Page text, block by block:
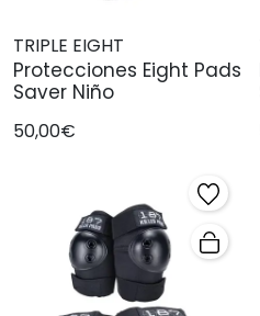
TRIPLE EIGHT
Protecciones Eight Pads
Saver Niño
50,00€